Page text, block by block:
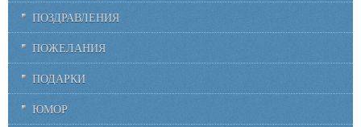
ПОЗДРАВЛЕНИЯ
ПОЖЕЛАНИЯ
ПОДАРКИ
ЮМОР